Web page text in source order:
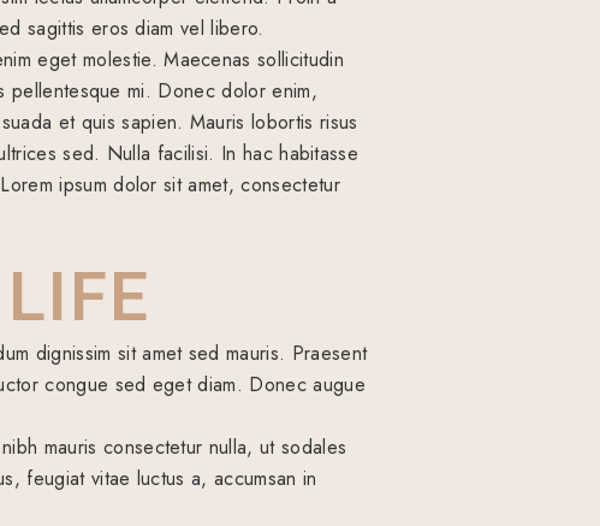
sagittis eros diam vel libero.
eget molestie. Maecenas sollicitudin
pellentesque mi. Donec dolor enim,
et quis sapien. Mauris lobortis risus
sed. Nulla facilisi. In hac habitasse
ipsum dolor sit amet, consectetur
dignissim sit amet sed mauris. Praesent
congue sed eget diam. Donec augue
mauris consectetur nulla, ut sodales
feugiat vitae luctus a, accumsan in